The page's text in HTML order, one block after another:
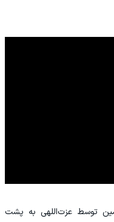
توسط عزت‌اللهی به پشت